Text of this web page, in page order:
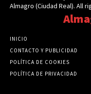
Almagro (Ciudad Real). All
INICIO
CONTACTO Y PUBLICIDAD
POLÍTICA DE COOKIES
POLÍTICA DE PRIVACIDAD